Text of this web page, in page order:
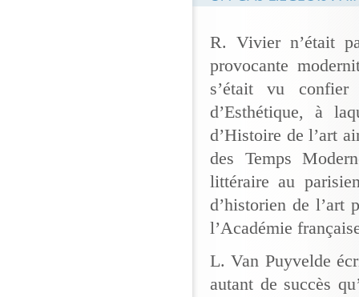
R. Vivier n’était
provocante
s’était vu
d’Esthétique, à
d’Histoire de l’art
des Temps
littéraire au
d’historien de l’art
l’Académie
L. Van Puyvelde
autant de succès